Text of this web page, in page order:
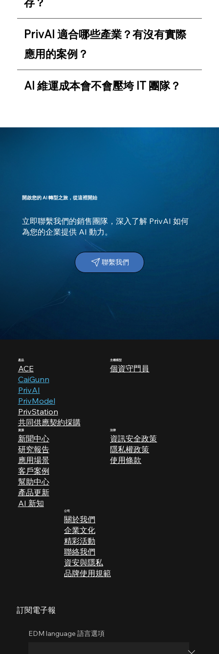
開啟您的 AI 轉型之旅，從這裡開始
立即聯繫我們的銷售團隊，深入了解 PrivAI 如何
為您的企業提供 AI 動力。
聯繫我們
PrivAI 適合哪些產業？有沒有實際
應用的案例？
AI 維運成本會不會壓垮 IT 團隊？
產品
ACE
CaiGunn
PrivAI
PrivModel
PrivStation
共同供應契約採購
​主權模型
個資守門員
資源
新聞中心
研究報告
應用場景
​客戶案例
幫助中心
產品更新
AI 新知
法律
資訊安全政策
隱私權政策
使用條款
公司
關於我們
企業文化
​精彩活動
聯絡我們
​​資安與隱私
品牌使用規範
訂閱電子報
EDM language 語言選項